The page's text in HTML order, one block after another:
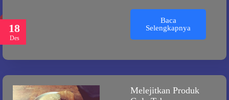
18
Des
Baca
Selengkapnya
Melejitkan Produk